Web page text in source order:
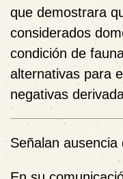
que demostrara
considerados
condición de
alternativas para
negativas
Señalan ausencia